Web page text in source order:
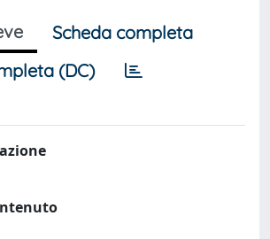
Scheda completa
(DC)